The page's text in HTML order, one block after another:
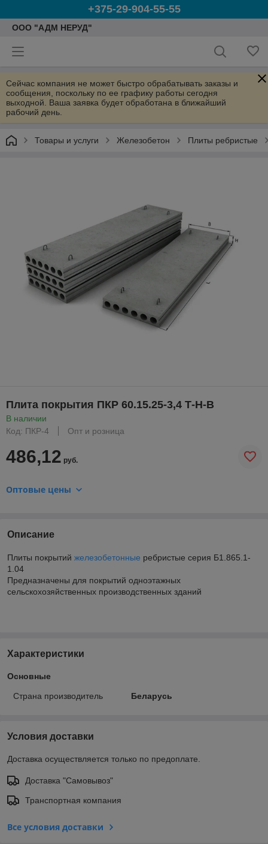
+375-29-904-55-55
ООО "АДМ НЕРУД"
Сейчас компания не может быстро обрабатывать заказы и
сообщения, поскольку по ее графику работы сегодня
выходной. Ваша заявка будет обработана в ближайший
рабочий день.
Товары и услуги Железобетон Плиты ребристые
Плита покрытия ПКР 60.15.25-3,4 Т-Н-В
В наличии
Код: ПКР-4
Опт и розница
486,12 руб.
Оптовые цены
Описание
Плиты покрытий железобетонные ребристые серия Б1.865.1-
1.04
Предназначены для покрытий одноэтажных
сельскохозяйственных производственных зданий
Характеристики
Основные
Страна производитель Беларусь
Условия доставки
Доставка осуществляется только по предоплате.
Доставка "Самовывоз"
Транспортная компания
Все условия доставки